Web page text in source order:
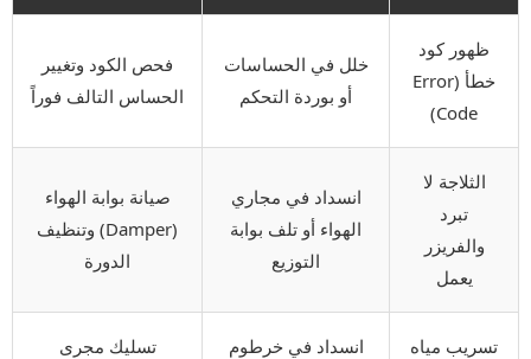
ظهور كود
خطأ (Error
Code)
خلل في الحساسات
أو بوردة التحكم
فحص الكود وتغيير
الحساس التالف فوراً
الثلاجة لا
تبرد
والفريزر
يعمل
انسداد في مجاري
الهواء أو تلف بوابة
التوزيع
صيانة بوابة الهواء
(Damper) وتنظيف
الدورة
تسريب مياه
انسداد في خرطوم
تسليك مجرى